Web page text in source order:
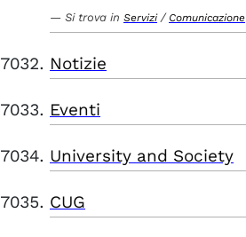
Si trova in Servizi / Comunicazione
Notizie
Eventi
University and Society
CUG